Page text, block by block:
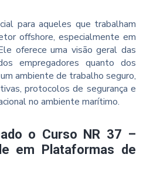
para aqueles que trabalham
offshore, especialmente em
oferece uma visão geral das
empregadores quanto dos
ambiente de trabalho seguro,
protocolos de segurança e
no ambiente marítimo.
o Curso NR 37 –
em Plataformas de